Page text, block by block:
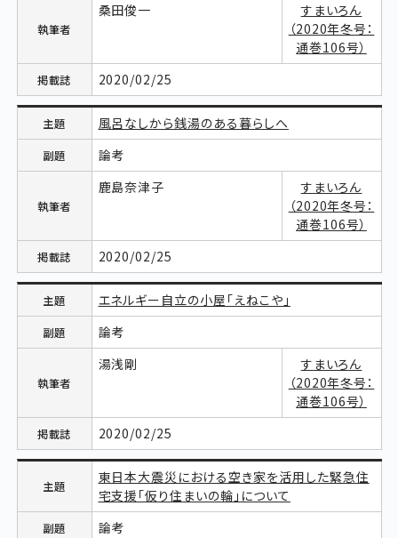
桑田俊一
すまいろん
（2020年冬号：
通巻106号）
2020/02/25
風呂なしから銭湯のある暮らしへ
論考
鹿島奈津子
すまいろん
（2020年冬号：
通巻106号）
2020/02/25
エネルギー自立の小屋「えねこや」
論考
湯浅剛
すまいろん
（2020年冬号：
通巻106号）
2020/02/25
東日本大震災における空き家を活用した緊急住
宅支援「仮り住まいの輪」について
論考